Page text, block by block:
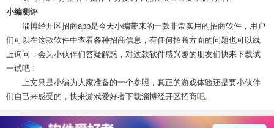
小编测评
淄博经开区招商app是今天小编带来的一款非常实用的招商软件，用户
们可以在这款软件中查看各种招商信息，有任何招商方面的问题也可以线
上询问，会为小伙伴们答疑解惑，对这款软件感兴趣的朋友们快来下载试
一试吧！
上文只是小编为大家准备的一个参照，真正的游戏体验还是要小伙伴
们自己来感受的，快来游戏爱好者下载淄博经开区招商吧。